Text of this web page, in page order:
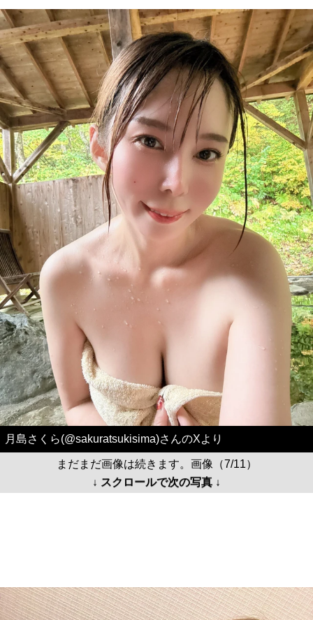
月島さくら(@sakuratsukisima)さんのXより
まだまだ画像は続きます。画像（7/11）
↓ スクロールで次の写真 ↓